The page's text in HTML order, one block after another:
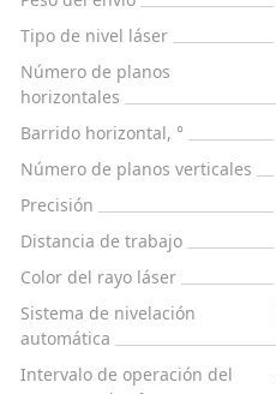
Tipo de nivel láser
Número de planos
horizontales
Barrido horizontal, °
Número de planos verticales
Precisión
Distancia de trabajo
Color del rayo láser
Sistema de nivelación
automática
Intervalo de operación del